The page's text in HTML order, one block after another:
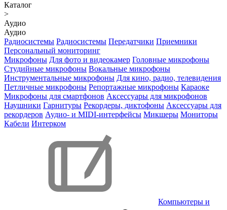
Каталог
>
Аудио
Аудио
Радиосистемы Радиосистемы Передатчики Приемники
Персональный мониторинг
Микрофоны Для фото и видеокамер Головные микрофоны
Студийные микрофоны Вокальные микрофоны
Инструментальные микрофоны Для кино, радио, телевидения
Петличные микрофоны Репортажные микрофоны Караоке
Микрофоны для смартфонов Аксессуары для микрофонов
Наушники Гарнитуры Рекордеры, диктофоны Аксессуары для
рекордеров Аудио- и MIDI-интерфейсы Микшеры Мониторы
Кабели Интерком
Компьютеры и